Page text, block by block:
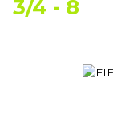
3/4 - 8